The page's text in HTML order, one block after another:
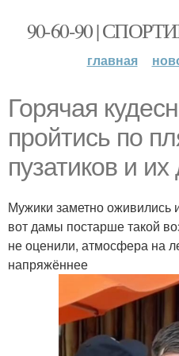
90-60-90 |
главная
Горячая
пройтись по
пузатиков и
Мужики заметно оживились
вот дамы постарше такой
не оценили, атмосфера на
напряжённее